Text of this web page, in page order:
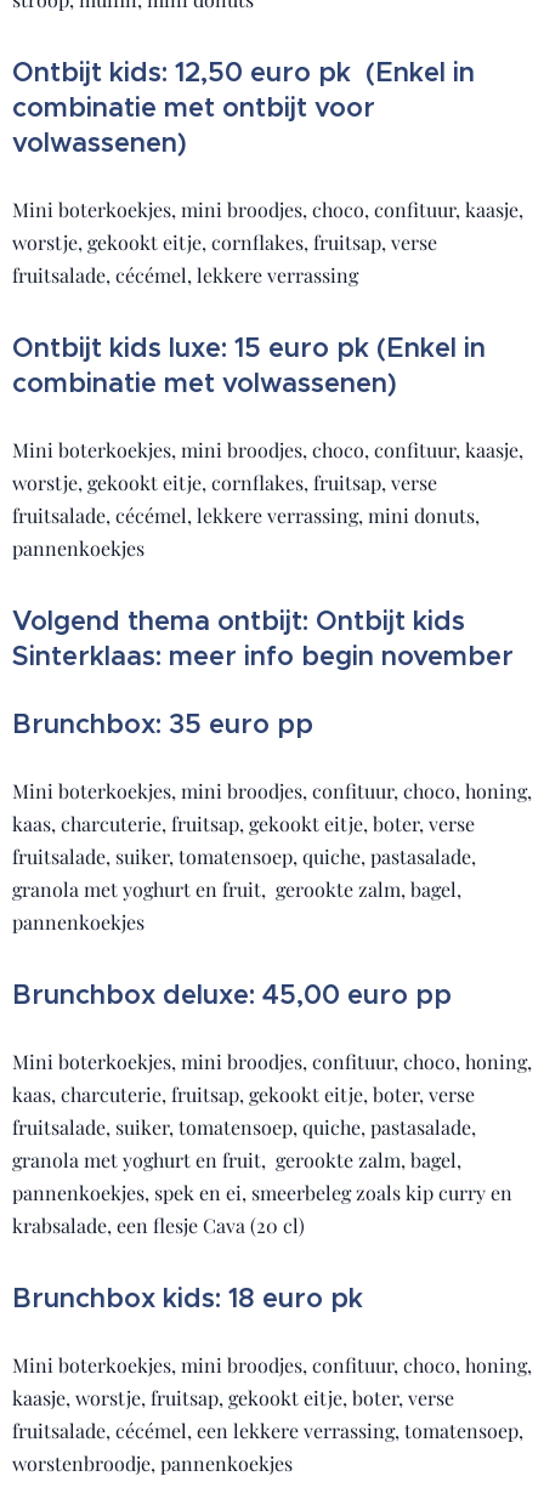
Ontbijt kids: 12,50 euro pk (Enkel in
combinatie met ontbijt voor
volwassenen)
Mini boterkoekjes, mini broodjes, choco, confituur, kaasje,
worstje, gekookt eitje, cornflakes, fruitsap, verse
fruitsalade, cécémel, lekkere verrassing
Ontbijt kids luxe: 15 euro pk (Enkel in
combinatie met volwassenen)
Mini boterkoekjes, mini broodjes, choco, confituur, kaasje,
worstje, gekookt eitje, cornflakes, fruitsap, verse
fruitsalade, cécémel, lekkere verrassing, mini donuts,
pannenkoekjes
Volgend thema ontbijt: Ontbijt kids
Sinterklaas: meer info begin november
Brunchbox: 35 euro pp
Mini boterkoekjes, mini broodjes, confituur, choco, honing,
kaas, charcuterie, fruitsap, gekookt eitje, boter, verse
fruitsalade, suiker, tomatensoep, quiche, pastasalade,
granola met yoghurt en fruit, gerookte zalm, bagel,
pannenkoekjes
Brunchbox deluxe: 45,00 euro pp
Mini boterkoekjes, mini broodjes, confituur, choco, honing,
kaas, charcuterie, fruitsap, gekookt eitje, boter, verse
fruitsalade, suiker, tomatensoep, quiche, pastasalade,
granola met yoghurt en fruit, gerookte zalm, bagel,
pannenkoekjes, spek en ei, smeerbeleg zoals kip curry en
krabsalade, een flesje Cava (20 cl)
Brunchbox kids: 18 euro pk
Mini boterkoekjes, mini broodjes, confituur, choco, honing,
kaasje, worstje, fruitsap, gekookt eitje, boter, verse
fruitsalade, cécémel, een lekkere verrassing, tomatensoep,
worstenbroodje, pannenkoekjes